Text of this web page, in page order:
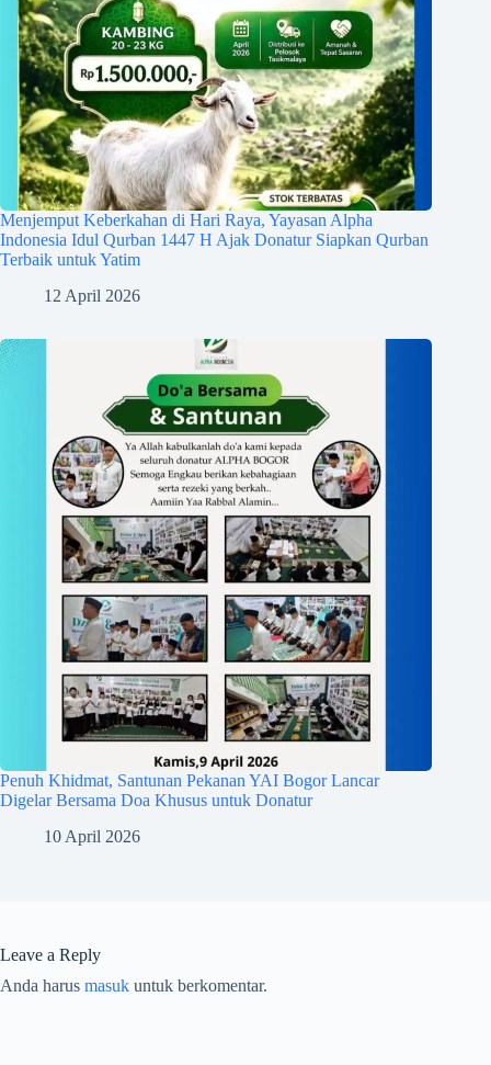
Menjemput Keberkahan di Hari Raya, Yayasan Alpha
Indonesia Idul Qurban 1447 H Ajak Donatur Siapkan Qurban
Terbaik untuk Yatim
12 April 2026
Penuh Khidmat, Santunan Pekanan YAI Bogor Lancar
Digelar Bersama Doa Khusus untuk Donatur
10 April 2026
Leave a Reply
Anda harus masuk untuk berkomentar.